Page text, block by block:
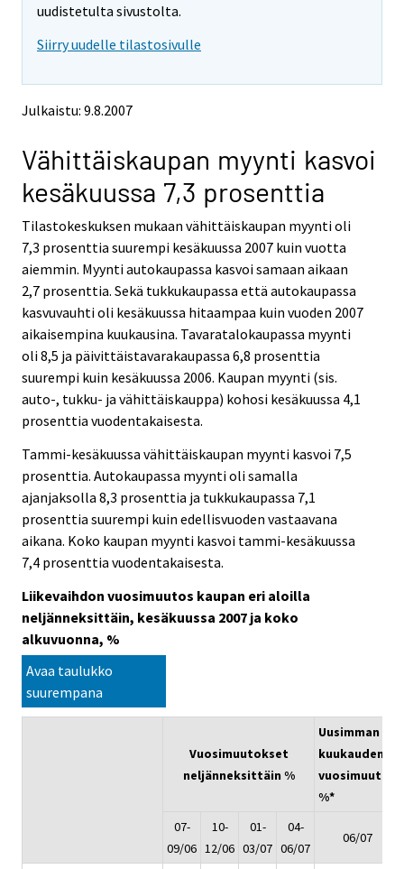
uudistetulta sivustolta.
Siirry uudelle tilastosivulle
Julkaistu: 9.8.2007
Vähittäiskaupan myynti kasvoi
kesäkuussa 7,3 prosenttia
Tilastokeskuksen mukaan vähittäiskaupan myynti oli
7,3 prosenttia suurempi kesäkuussa 2007 kuin vuotta
aiemmin. Myynti autokaupassa kasvoi samaan aikaan
2,7 prosenttia. Sekä tukkukaupassa että autokaupassa
kasvuvauhti oli kesäkuussa hitaampaa kuin vuoden 2007
aikaisempina kuukausina. Tavaratalokaupassa myynti
oli 8,5 ja päivittäistavarakaupassa 6,8 prosenttia
suurempi kuin kesäkuussa 2006. Kaupan myynti (sis.
auto-, tukku- ja vähittäiskauppa) kohosi kesäkuussa 4,1
prosenttia vuodentakaisesta.
Tammi-kesäkuussa vähittäiskaupan myynti kasvoi 7,5
prosenttia. Autokaupassa myynti oli samalla
ajanjaksolla 8,3 prosenttia ja tukkukaupassa 7,1
prosenttia suurempi kuin edellisvuoden vastaavana
aikana. Koko kaupan myynti kasvoi tammi-kesäkuussa
7,4 prosenttia vuodentakaisesta.
Liikevaihdon vuosimuutos kaupan eri aloilla
neljänneksittäin, kesäkuussa 2007 ja koko
alkuvuonna, %
Avaa taulukko
suurempana
Vuosimuutokset
neljänneksittäin %
Uusimman
kuukauden
vuosimuutos
%*
07-
09/06
10-
12/06
01-
03/07
04-
06/07
06/07